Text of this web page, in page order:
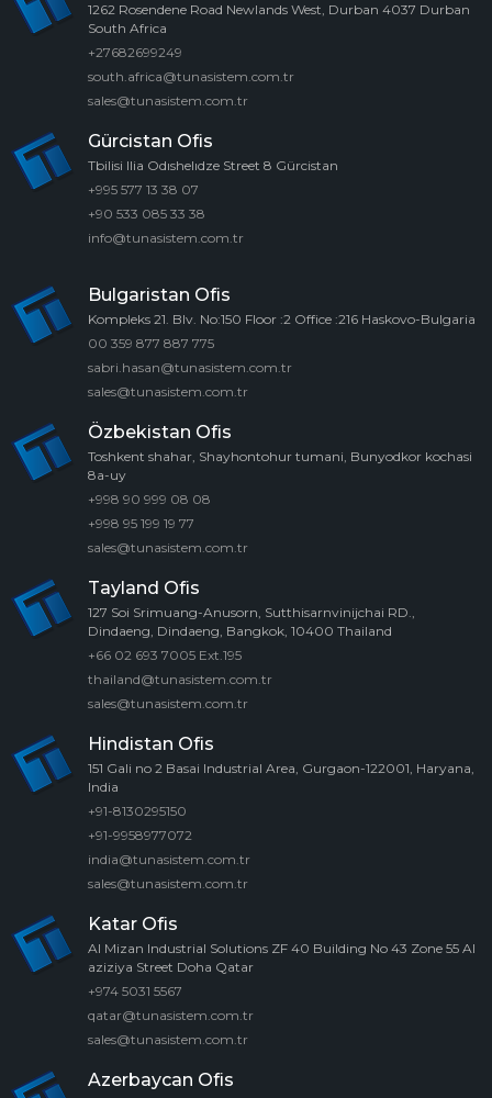
1262 Rosendene Road Newlands West, Durban 4037 Durban
South Africa
+27682699249
south.africa@tunasistem.com.tr
sales@tunasistem.com.tr
Gürcistan Ofis
Tbilisi Ilia Odıshelıdze Street 8 Gürcistan
+995 577 13 38 07
+90 533 085 33 38
info@tunasistem.com.tr
Bulgaristan Ofis
Kompleks 21. Blv. No:150 Floor :2 Office :216 Haskovo-Bulgaria
00 359 877 887 775
sabri.hasan@tunasistem.com.tr
sales@tunasistem.com.tr
Özbekistan Ofis
Toshkent shahar, Shayhontohur tumani, Bunyodkor kochasi
8a-uy
+998 90 999 08 08
+998 95 199 19 77
sales@tunasistem.com.tr
Tayland Ofis
127 Soi Srimuang-Anusorn, Sutthisarnvinijchai RD.,
Dindaeng, Dindaeng, Bangkok, 10400 Thailand
+66 02 693 7005 Ext.195
thailand@tunasistem.com.tr
sales@tunasistem.com.tr
Hindistan Ofis
151 Gali no 2 Basai Industrial Area, Gurgaon-122001, Haryana,
India
+91-8130295150
+91-9958977072
india@tunasistem.com.tr
sales@tunasistem.com.tr
Katar Ofis
Al Mizan Industrial Solutions ZF 40 Building No 43 Zone 55 Al
aziziya Street Doha Qatar
+974 5031 5567
qatar@tunasistem.com.tr
sales@tunasistem.com.tr
Azerbaycan Ofis